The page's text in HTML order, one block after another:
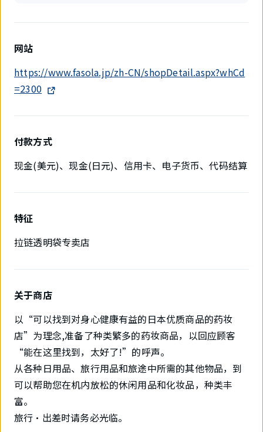
网站
https://www.fasola.jp/zh-CN/shopDetail.aspx?whCd
=2300
付款方式
现金(美元)、现金(日元)、信用卡、电子货币、代码结算
特征
拉链透明袋专卖店
关于商店
以“可以找到对身心健康有益的日本优质商品的药妆
店”为理念,准备了种类繁多的药妆商品，以回应顾客
“能在这里找到，太好了!”的呼声。
从各种日用品、旅行用品和旅途中所需的其他物品，到
可以帮助您在机内放松的休闲用品和化妆品，种类丰
富。
旅行・出差时请务必光临。